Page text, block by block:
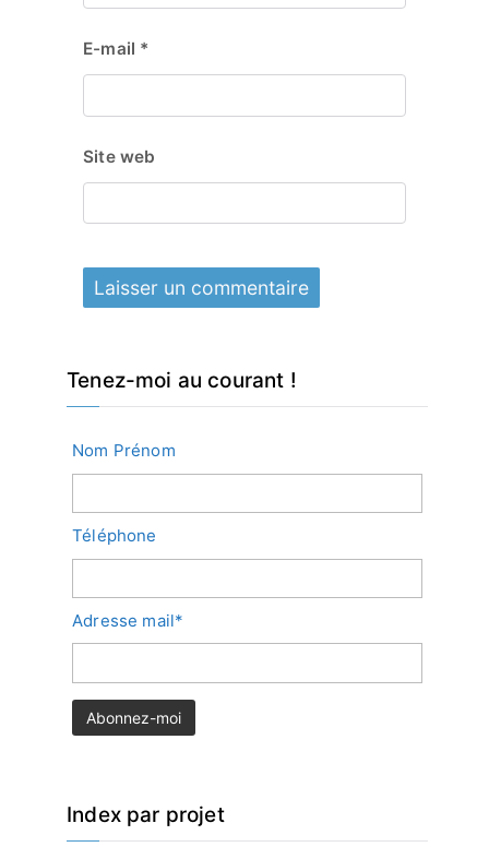
E-mail *
Site web
Tenez-moi au courant !
Nom Prénom
Téléphone
Adresse mail*
Index par projet